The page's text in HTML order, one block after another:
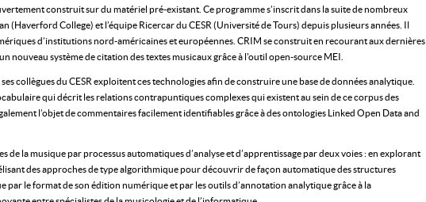
construit sur du matériel pré-existant. Ce programme s’inscrit dans la suite de nombreux
College) et l’équipe Ricercar du CESR (Université de Tours) depuis plusieurs années. Il
d’institutions nord-américaines et européennes. CRIM se construit en recourant aux dernières
nouveau système de citation des textes musicaux grâce à l'outil open-source MEI.
collègues du CESR exploitent ces technologies afin de construire une base de données analytique.
qui décrit les relations contrapuntiques complexes qui existent au sein de ce corpus des
l’objet de commentaires facilement identifiables grâce à des ontologies Linked Open Data and
de la musique par processus automatiques d’analyse et d’apprentissage par deux voies : en explorant
des approches de type algorithmique pour découvrir de façon automatique des structures
le format de son édition numérique et par les outils d’annotation analytique grâce à la